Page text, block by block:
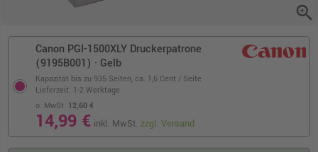
zoom_in
Canon PGI-1500XLY Druckerpatrone
(9195B001) · Gelb
Kapazität bis zu 935 Seiten, ca. 1,6 Cent / Seite
o. MwSt. 12,60 €
14,99 € inkl. MwSt.zzgl. Versand
Lieferzeit: 1-2 Werktage